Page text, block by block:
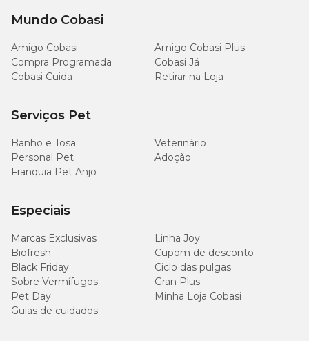
Mundo Cobasi
Amigo Cobasi
Amigo Cobasi Plus
Compra Programada
Cobasi Já
Cobasi Cuida
Retirar na Loja
Serviços Pet
Banho e Tosa
Veterinário
Personal Pet
Adoção
Franquia Pet Anjo
Especiais
Marcas Exclusivas
Linha Joy
Biofresh
Cupom de desconto
Black Friday
Ciclo das pulgas
Sobre Vermífugos
Gran Plus
Pet Day
Minha Loja Cobasi
Guias de cuidados